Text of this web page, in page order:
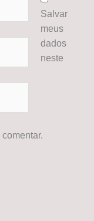
Salvar
meus
dados
neste